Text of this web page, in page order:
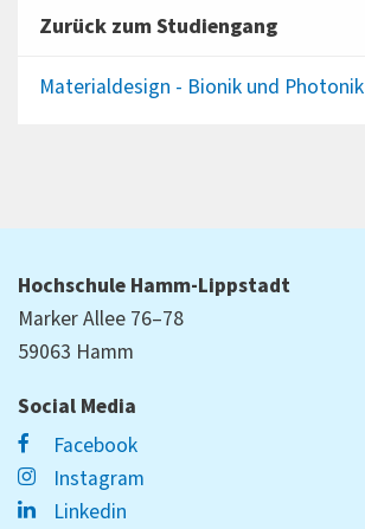
Zurück zum Studiengang
Materialdesign - Bionik und Photonik
Hochschule Hamm-Lippstadt
Marker Allee 76–78
59063 Hamm
Social Media
Facebook
Instagram
Linkedin